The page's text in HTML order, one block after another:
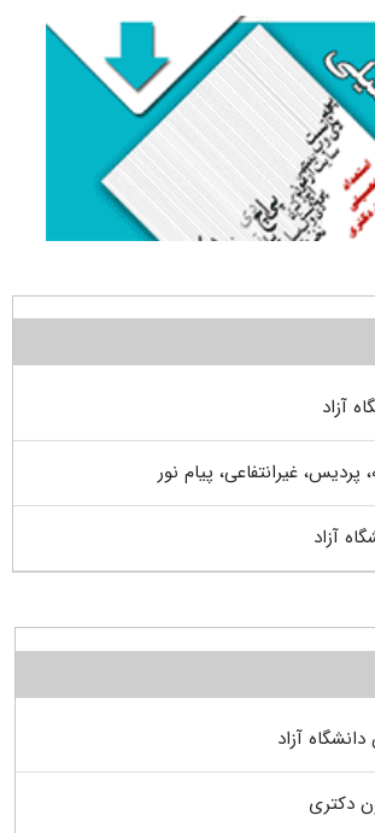
آزاد
غیرانتفاعی، پیام نور
آزاد
آزاد
دکتری